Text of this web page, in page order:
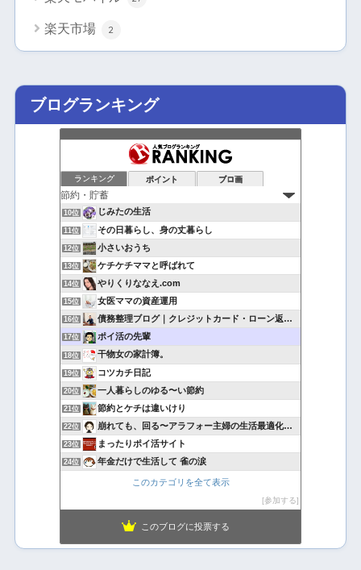
楽天市場 2
ブログランキング
ランキング ポイント ブロ画
10位 じみたの生活
11位 その日暮らし、身の丈暮らし
12位 小さいおうち
13位 ケチケチママと呼ばれて
14位 やりくりななえ.com
15位 女医ママの資産運用
16位 債務整理ブログ｜クレジットカード・ローン返済で悩んでいる方へ
17位 ポイ活の先輩
18位 干物女の家計簿。
19位 コツカチ日記
20位 一人暮らしのゆる〜い節約
21位 節約とケチは違いけり
22位 崩れても、回る〜アラフォー主婦の生活最適化日記
23位 まったりポイ活サイト
24位 年金だけで生活して 雀の涙
このカテゴリを全て表示
参加する
このブログに投票する